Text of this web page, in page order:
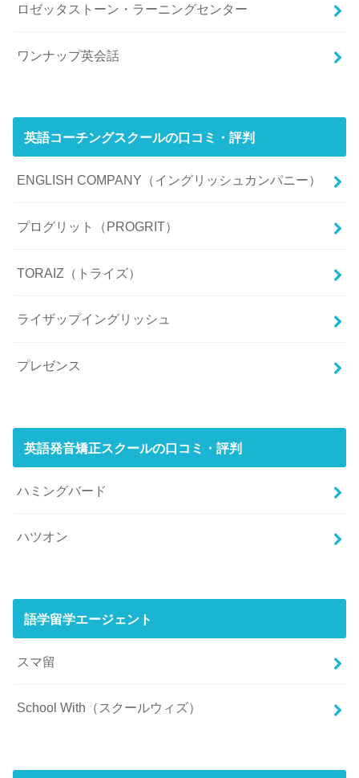
ロゼッタストーン・ラーニングセンター
ワンナップ英会話
英語コーチングスクールの口コミ・評判
ENGLISH COMPANY（イングリッシュカンパニー）
プログリット（PROGRIT）
TORAIZ（トライズ）
ライザップイングリッシュ
プレゼンス
英語発音矯正スクールの口コミ・評判
ハミングバード
ハツオン
語学留学エージェント
スマ留
School With（スクールウィズ）